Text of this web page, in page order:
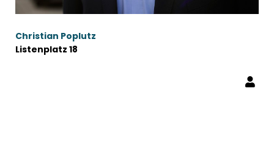
Christian Poplutz
Listenplatz 18